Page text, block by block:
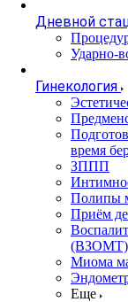
Дневной
Ударно-
Гинекология
время
ЗППП
Полипы
Приём
(ВЗОМТ)
Миома
Еще